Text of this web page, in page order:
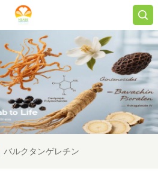
バルクタンゲレチン